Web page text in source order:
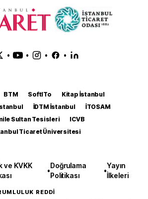
• • • •
BTM SoftITo
Kitap İstanbul
İDTM İstanbul
İTOSAM
Sultan Tesisleri
ICVB
Ticaret Üniversitesi
ve KVKK
•
Doğrulama
Politikası
•
Yayın
İlkeleri
REDDİ